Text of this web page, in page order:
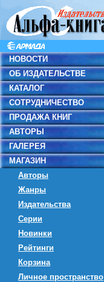
НОВОСТИ
ОБ ИЗДАТЕЛЬСТВЕ
КАТАЛОГ
СОТРУДНИЧЕСТВО
ПРОДАЖА КНИГ
АВТОРЫ
ГАЛЕРЕЯ
МАГАЗИН
Авторы
Жанры
Издательства
Серии
Новинки
Рейтинги
Корзина
Личное пространство